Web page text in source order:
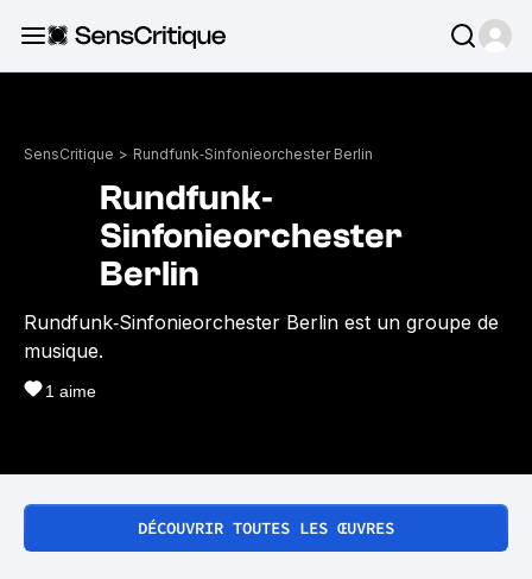
SensCritique > Rundfunk‐Sinfonieorchester Berlin
Rundfunk‐
Sinfonieorchester
Berlin
Rundfunk‐Sinfonieorchester Berlin est un groupe de
musique.
1 aime
DÉCOUVRIR TOUTES LES ŒUVRES